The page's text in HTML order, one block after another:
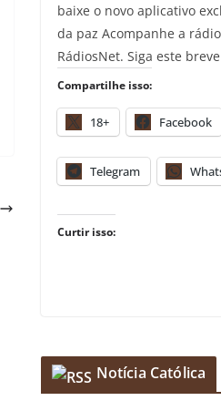
baixe o novo aplicativo
da paz Acompanhe a
RádiosNet. Siga este breve
Compartilhe isso:
18+ Facebook
Telegram
Curtir isso:
Notícia Católica